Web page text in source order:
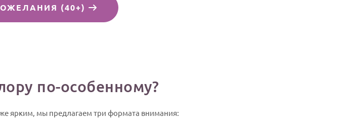
(40+)
по-особенному?
ярким, мы предлагаем три формата внимания: